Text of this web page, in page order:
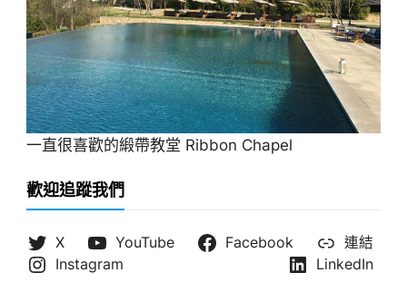
一直很喜歡的緞帶教堂 Ribbon Chapel
歡迎追蹤我們
X YouTube Facebook
連結
Instagram
LinkedIn